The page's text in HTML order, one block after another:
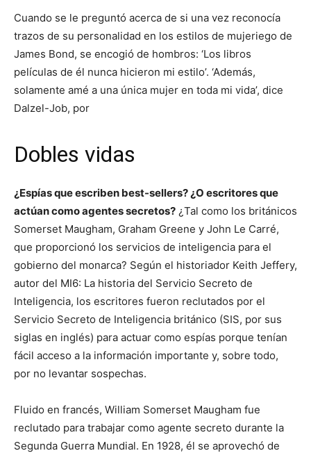
Cuando se le preguntó acerca de si una vez reconocía
trazos de su personalidad en los estilos de mujeriego de
James Bond, se encogió de hombros: ‘Los libros
películas de él nunca hicieron mi estilo’. ‘Además,
solamente amé a una única mujer en toda mi vida’, dice
Dalzel-Job, por
Dobles vidas
¿Espías que escriben best-sellers? ¿O escritores que
actúan como agentes secretos? ¿Tal como los británicos
Somerset Maugham, Graham Greene y John Le Carré,
que proporcionó los servicios de inteligencia para el
gobierno del monarca? Según el historiador Keith Jeffery,
autor del MI6: La historia del Servicio Secreto de
Inteligencia, los escritores fueron reclutados por el
Servicio Secreto de Inteligencia británico (SIS, por sus
siglas en inglés) para actuar como espías porque tenían
fácil acceso a la información importante y, sobre todo,
por no levantar sospechas.
Fluido en francés, William Somerset Maugham fue
reclutado para trabajar como agente secreto durante la
Segunda Guerra Mundial. En 1928, él se aprovechó de